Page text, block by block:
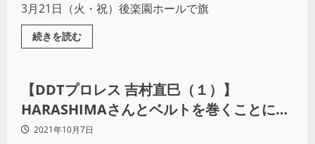
3月21日（火・祝）後楽園ホールで旗
続きを読む
プロレス
【DDTプロレス 吉村直巳（１）】
HARASHIMAさんとベルトを巻くことに意
味がある
2021年10月7日